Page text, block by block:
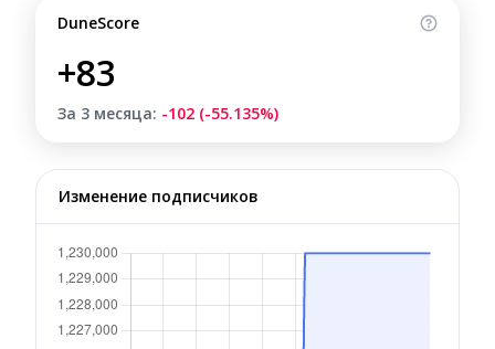
DuneScore
+83
За 3 месяца: -102 (-55.135%)
Изменение подписчиков